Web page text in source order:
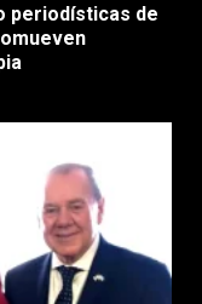
periodísticas de